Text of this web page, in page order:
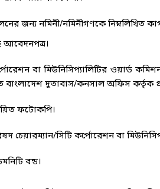
জন্য নমিনী/নমিনীগণকে নিম্নলিখিত
আবেদনপত্র।
বা মিউনিসিপ্যালিটির ওয়ার্ড
বাংলাদেশ দুতাবাস/কনসাল অফিস কর্তৃক
ফটোকপি।
চেয়ারম্যান/সিটি কর্পোরেশন বা
বন্ড।